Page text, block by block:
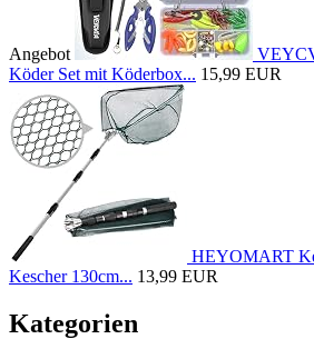
Angebot
Köder Set mit Köderbox... 15,99 EUR
HEYOMART
Kescher 130cm... 13,99 EUR
Kategorien